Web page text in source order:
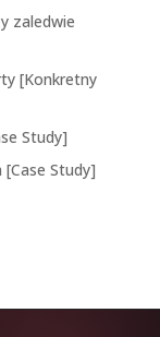
zaledwie
[Konkretny
Study]
Study]